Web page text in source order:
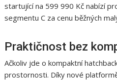
startující na 599 990 Kč nabízí
segmentu C za cenu běžných
Praktičnost bez
Ačkoliv jde o kompaktní
prostornosti. Díky nové